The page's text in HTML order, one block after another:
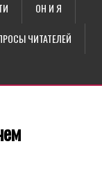
ОН И Я
ЧИТАТЕЛЕЙ